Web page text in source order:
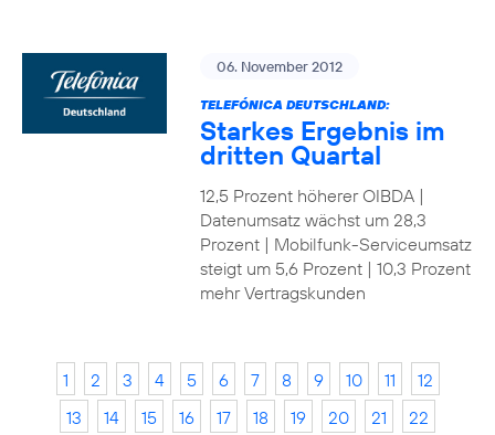
06. November 2012
TELEFÓNICA DEUTSCHLAND:
Starkes Ergebnis im
dritten Quartal
12,5 Prozent höherer OIBDA |
Datenumsatz wächst um 28,3
Prozent | Mobilfunk-Serviceumsatz
steigt um 5,6 Prozent | 10,3 Prozent
mehr Vertragskunden
1 2 3 4 5 6 7 8 9 10 11
12
13
14 15 16 17 18 19 20 21
22